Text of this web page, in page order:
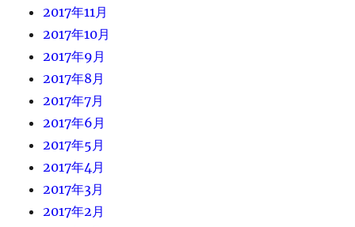
2017年11月
2017年10月
2017年9月
2017年8月
2017年7月
2017年6月
2017年5月
2017年4月
2017年3月
2017年2月